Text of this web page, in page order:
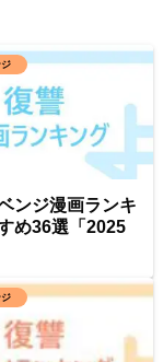
ンジ漫画ランキ
め36選「2025